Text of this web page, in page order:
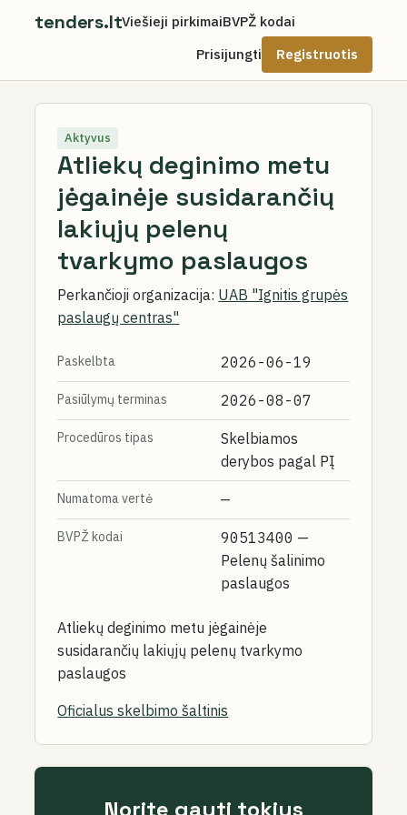
tenders.ltViešieji pirkimaiBVPŽ kodai
Prisijungti
Registruotis
Aktyvus
Atliekų deginimo metu
jėgainėje susidarančių
lakiųjų pelenų
tvarkymo paslaugos
Perkančioji organizacija: UAB "Ignitis grupės
paslaugų centras"
Paskelbta 2026-06-19
Pasiūlymų terminas 2026-08-07
Procedūros tipas
Skelbiamos
derybos pagal PĮ
Numatoma vertė —
BVPŽ kodai 90513400 —
Pelenų šalinimo
paslaugos
Atliekų deginimo metu jėgainėje
susidarančių lakiųjų pelenų tvarkymo
paslaugos
Oficialus skelbimo šaltinis
Norite gauti tokius